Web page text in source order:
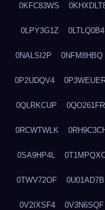
0KFC83WS
0LPY3G1Z 0LTLQ0B4
0NALSI2P 0NFM8HBQ
0P2UDQV4
0QLRKCUP 0QO261FR
0RCWTWLK
0SA9HP4L
0TWV72OF 0U01AD7B
0V2IXSF4 0V3N6SQF